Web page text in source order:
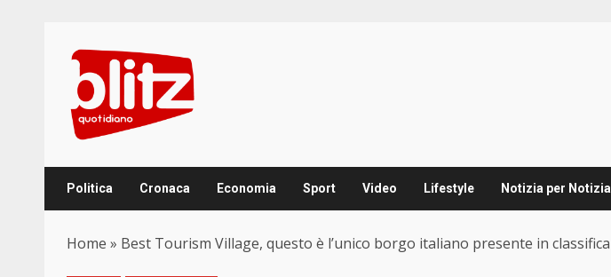
content
Politica Cronaca Economia Sport Video Lifestyle Notizia per Notizia
Home » Best Tourism Village, questo è l’unico borgo italiano presente in classifica